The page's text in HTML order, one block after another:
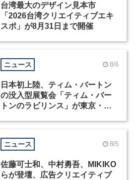
台湾最大のデザイン見本市
「2026台湾クリエイティブエキ
スポ」が8月31日まで開催
ニュース 8/6
日本初上陸、ティム・バートン
の没入型展覧会「ティム・バー
トンのラビリンス」が東京・豊
ニュース 8/5
佐藤可士和、中村勇吾、MIKIKO
らが登壇、広告クリエイティブ